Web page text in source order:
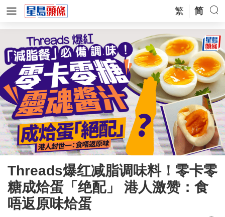
繁 简
Threads爆红减脂调味料！零卡零
糖成烚蛋「绝配」 港人激赞：食
唔返原味烚蛋